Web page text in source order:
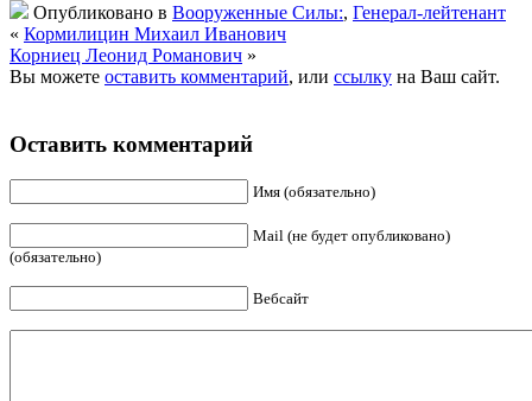
Опубликовано в Вооруженные Силы:, Генерал-лейтенант
« Кормилицин Михаил Иванович
Корниец Леонид Романович »
Вы можете оставить комментарий, или ссылку на Ваш сайт.
Оставить комментарий
Имя (обязательно)
Mail (не будет опубликовано)
(обязательно)
Вебсайт